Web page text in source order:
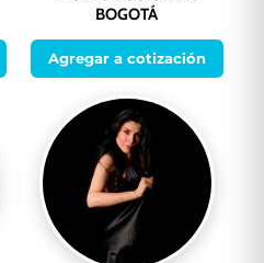
BOGOTÁ
Agregar a cotización